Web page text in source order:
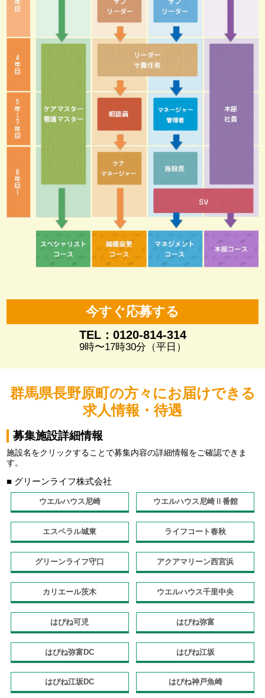
今すぐ応募する
TEL：0120-814-314
9時〜17時30分（平日）
群馬県長野原町の方々にお届けできる
求人情報・待遇
募集施設詳細情報
施設名をクリックすることで募集内容の詳細情報をご確認できま
す。
■ グリーンライフ株式会社
ウエルハウス尼崎 ウエルハウス尼崎Ⅱ番館
エスペラル城東 ライフコート春秋
グリーンライフ守口 アクアマリーン西宮浜
カリエール茨木 ウエルハウス千里中央
はぴね可児 はぴね弥富
はぴね弥富DC はぴね江坂
はぴね江坂DC はぴね神戸魚崎